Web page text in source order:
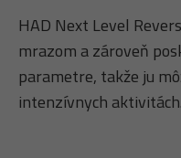
HAD Next Level
mrazom a zároveň
parametre, takže ju
intenzívnych aktivitách.